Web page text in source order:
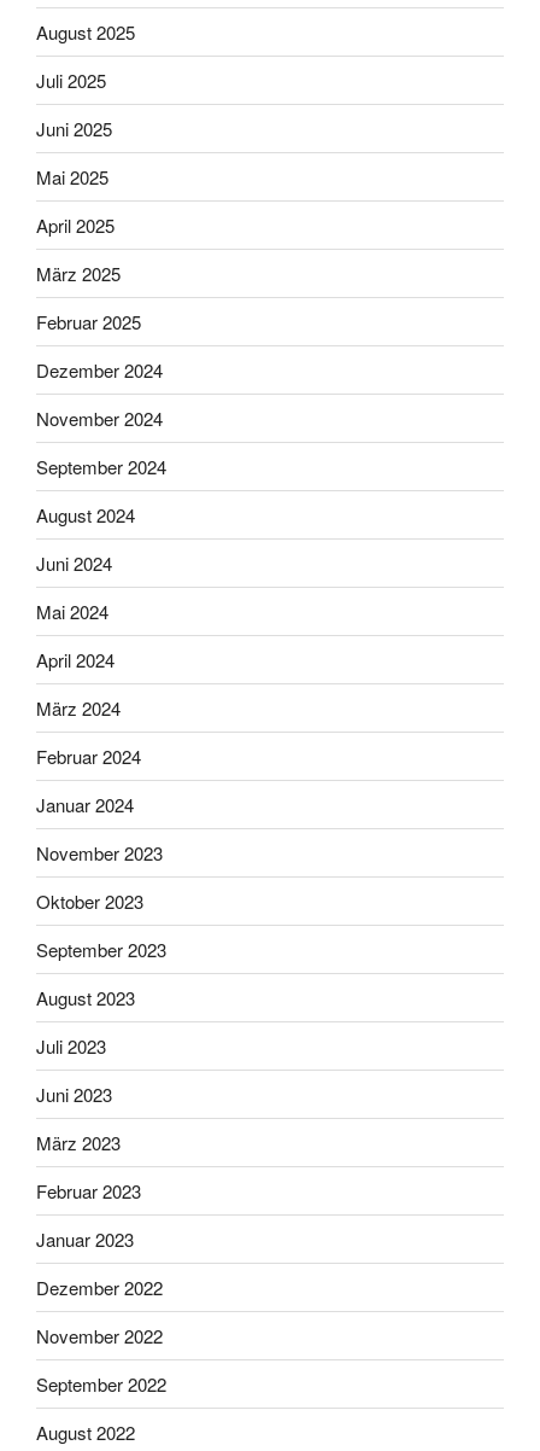
August 2025
Juli 2025
Juni 2025
Mai 2025
April 2025
März 2025
Februar 2025
Dezember 2024
November 2024
September 2024
August 2024
Juni 2024
Mai 2024
April 2024
März 2024
Februar 2024
Januar 2024
November 2023
Oktober 2023
September 2023
August 2023
Juli 2023
Juni 2023
März 2023
Februar 2023
Januar 2023
Dezember 2022
November 2022
September 2022
August 2022